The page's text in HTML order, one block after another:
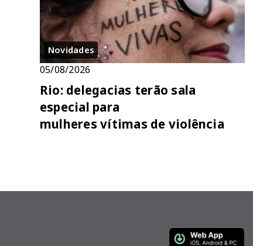
Novidades
05/08/2026
Rio: delegacias terão sala
especial para
mulheres vítimas de violência